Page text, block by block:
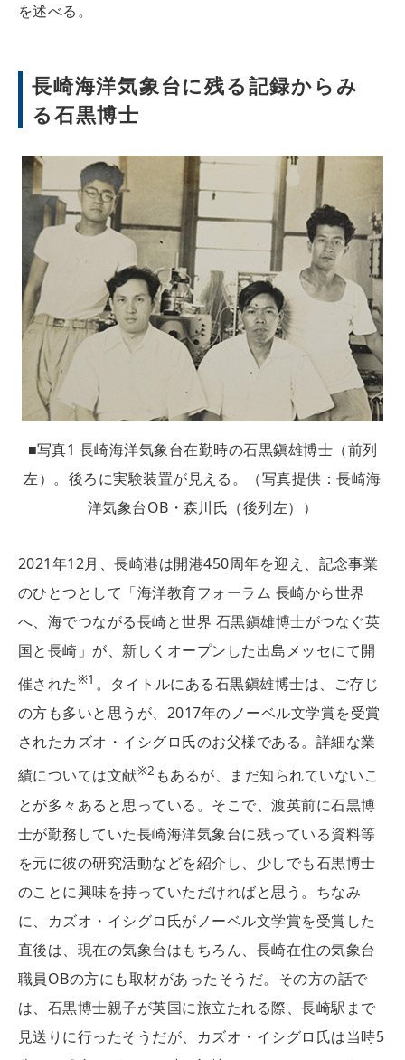
を述べる。
長崎海洋気象台に残る記録からみ
る石黒博士
■写真1 長崎海洋気象台在勤時の石黒鎭雄博士（前列
左）。後ろに実験装置が見える。（写真提供：長崎海
洋気象台OB・森川氏（後列左））
2021年12月、長崎港は開港450周年を迎え、記念事業
のひとつとして「海洋教育フォーラム 長崎から世界
へ、海でつながる長崎と世界 石黒鎭雄博士がつなぐ英
国と長崎」が、新しくオープンした出島メッセにて開
催された※1 。タイトルにある石黒鎭雄博士は、ご存じ
の方も多いと思うが、2017年のノーベル文学賞を受賞
されたカズオ・イシグロ氏のお父様である。詳細な業
績については文献※2 もあるが、まだ知られていないこ
とが多々あると思っている。そこで、渡英前に石黒博
士が勤務していた長崎海洋気象台に残っている資料等
を元に彼の研究活動などを紹介し、少しでも石黒博士
のことに興味を持っていただければと思う。ちなみ
に、カズオ・イシグロ氏がノーベル文学賞を受賞した
直後は、現在の気象台はもちろん、長崎在住の気象台
職員OBの方にも取材があったそうだ。その方の話で
は、石黒博士親子が英国に旅立たれる際、長崎駅まで
見送りに行ったそうだが、カズオ・イシグロ氏は当時5